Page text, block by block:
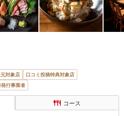
対象店
口コミ投稿特典対象店
行事業者
コース